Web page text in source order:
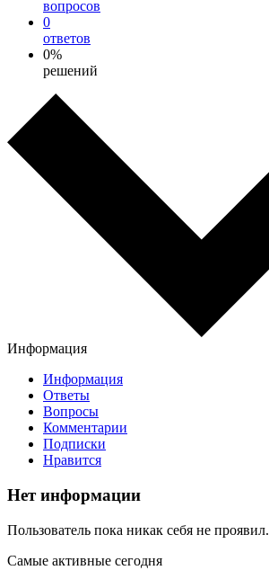
вопросов
0
ответов
0%
решений
Информация
Информация
Ответы
Вопросы
Комментарии
Подписки
Нравится
Нет информации
Пользователь пока никак себя не проявил.
Самые активные сегодня